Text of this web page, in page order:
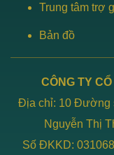
Trung tâm trợ
Bản đồ
CÔNG TY
Địa chỉ: 10 Đường
Nguyễn Thị
Số ĐKKD: